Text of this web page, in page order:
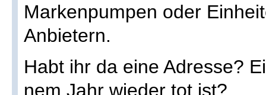
Markenpumpen oder
Anbietern.
Habt ihr da eine Adresse?
nem Jahr wieder tot ist?